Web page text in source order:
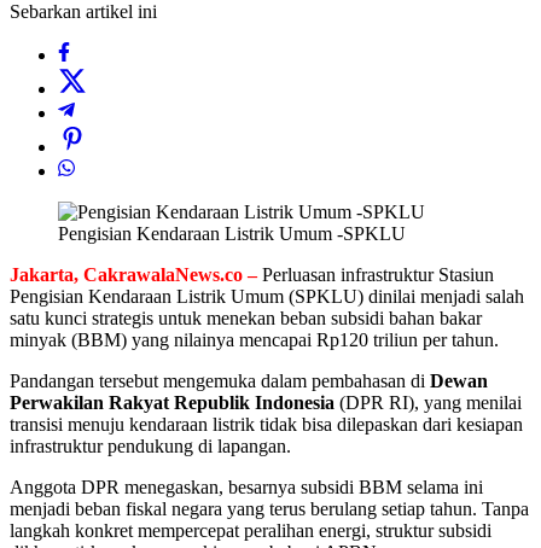
Sebarkan artikel ini
Pengisian Kendaraan Listrik Umum -SPKLU
Jakarta, CakrawalaNews.co –Perluasan infrastruktur Stasiun
Pengisian Kendaraan Listrik Umum (SPKLU) dinilai menjadi salah
satu kunci strategis untuk menekan beban subsidi bahan bakar
minyak (BBM) yang nilainya mencapai Rp120 triliun per tahun.
Pandangan tersebut mengemuka dalam pembahasan di Dewan
Perwakilan Rakyat Republik Indonesia (DPR RI), yang menilai
transisi menuju kendaraan listrik tidak bisa dilepaskan dari kesiapan
infrastruktur pendukung di lapangan.
Anggota DPR menegaskan, besarnya subsidi BBM selama ini
menjadi beban fiskal negara yang terus berulang setiap tahun. Tanpa
langkah konkret mempercepat peralihan energi, struktur subsidi